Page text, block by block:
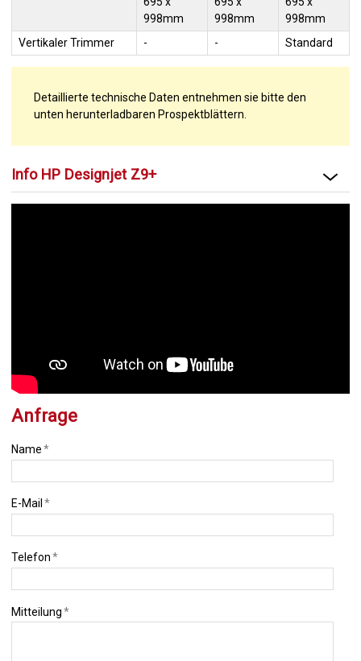
998mm
998mm
998mm
Vertikaler Trimmer
- - Standard
Detaillierte technische Daten entnehmen sie bitte den
unten herunterladbaren Prospektblättern.
Info HP Designjet Z9+
Anfrage
Name*
E-Mail *
Telefon*
Mitteilung*